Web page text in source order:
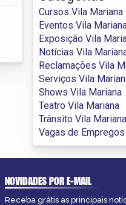
Cursos Vila Mariana
Eventos Vila
Exposição Vila
Notícias Vila
Reclamações Vila
Serviços Vila
Shows Vila Mariana
Teatro Vila Mariana
Trânsito Vila Mariana
Vagas de
NOVIDADES POR E-MAIL
Receba grátis as principais